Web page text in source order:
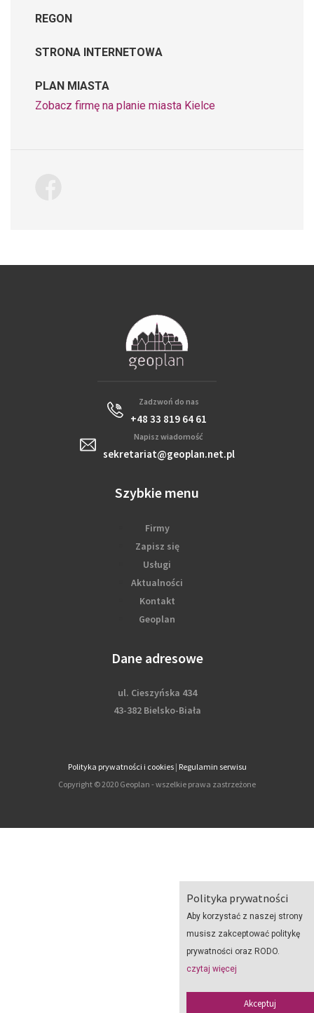
Polityka prywatności
Aby korzystać z naszej strony
musisz zakceptować politykę
prywatności oraz RODO.
czytaj więcej
Akceptuj
REGON
STRONA INTERNETOWA
PLAN MIASTA
Zobacz firmę na planie miasta Kielce
Zadzwoń do nas
+48 33 819 64 61
Napisz wiadomość
sekretariat@geoplan.net.pl
Szybkie menu
Firmy
Zapisz się
Usługi
Aktualności
Kontakt
Geoplan
Dane adresowe
ul. Cieszyńska 434
43-382 Bielsko-Biała
Polityka prywatności i cookies| Regulamin serwisu
Copyright © 2020 Geoplan - wszelkie prawa zastrzeżone